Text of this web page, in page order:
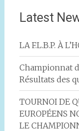
Latest
LA F.L.B.P. À
Championnat
Résultats des
TOURNOI DE
EUROPÉENS
LE